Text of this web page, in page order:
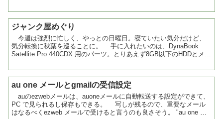
ジャンク屋めぐり
今週は強烈に忙しく、やっとの日曜日。寝ていたい気分だけど、
気分転換に秋葉を巡ることに。 手に入れたいのは、DynaBook
Satellite Pro 440CDX 用のパーツ。とりあえず8GB以下のHDDとメモ
au one メールとgmailの受信設定
auのezwebメールは、auoneメールに自動転送する設定ができて、
PC で見られるし保存もできる。 写しが残るので、重要なメール
はなるべくezweb メールで受けると言うのも良さそう。 "au one メ